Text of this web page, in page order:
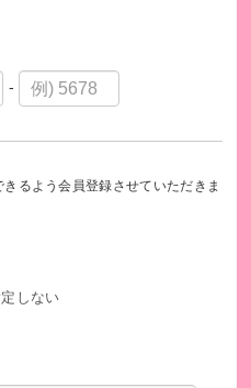
-
るよう会員登録させていただきま
しない